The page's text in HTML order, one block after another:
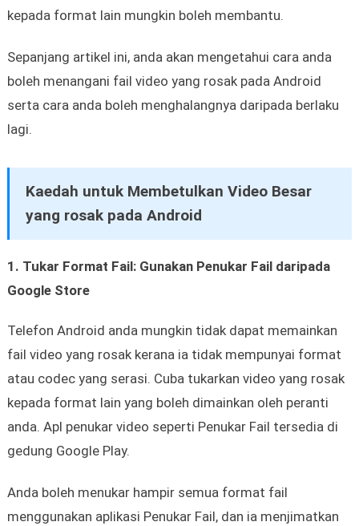
kepada format lain mungkin boleh membantu.
Sepanjang artikel ini, anda akan mengetahui cara anda
boleh menangani fail video yang rosak pada Android
serta cara anda boleh menghalangnya daripada berlaku
lagi.
Kaedah untuk Membetulkan Video Besar
yang rosak pada Android
1. Tukar Format Fail: Gunakan Penukar Fail daripada
Google Store
Telefon Android anda mungkin tidak dapat memainkan
fail video yang rosak kerana ia tidak mempunyai format
atau codec yang serasi. Cuba tukarkan video yang rosak
kepada format lain yang boleh dimainkan oleh peranti
anda. Apl penukar video seperti Penukar Fail tersedia di
gedung Google Play.
Anda boleh menukar hampir semua format fail
menggunakan aplikasi Penukar Fail, dan ia menjimatkan